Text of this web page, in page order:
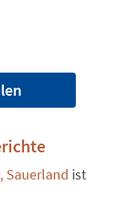
Sauerland ist